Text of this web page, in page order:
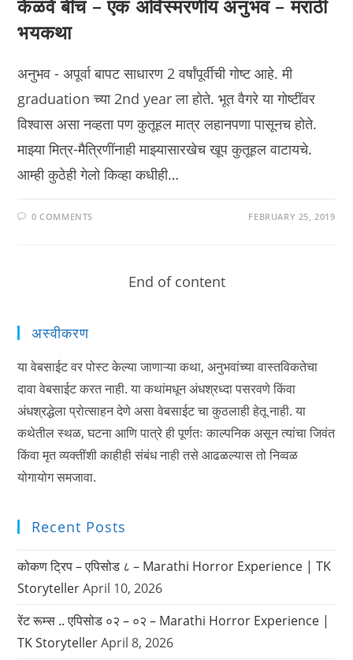
केळवे बीच – एक अविस्मरणीय अनुभव – मराठी
भयकथा
अनुभव - अपूर्वा बापट साधारण 2 वर्षांपूर्वीची गोष्ट आहे. मी
graduation च्या 2nd year ला होते. भूत वैगरे या गोष्टींवर
विश्वास असा नव्हता पण कुतूहल मात्र लहानपणा पासूनच होते.
माझ्या मित्र-मैत्रिणींनाही माझ्यासारखेच खूप कुतूहल वाटायचे.
आम्ही कुठेही गेलो किव्हा कधीही…
0 COMMENTS FEBRUARY 25, 2019
End of content
अस्वीकरण
या वेबसाईट वर पोस्ट केल्या जाणाऱ्या कथा, अनुभवांच्या वास्तविकतेचा
दावा वेबसाईट करत नाही. या कथांमधून अंधश्रध्दा पसरवणे किंवा
अंधश्रद्धेला प्रोत्साहन देणे असा वेबसाईट चा कुठलाही हेतू नाही. या
कथेतील स्थळ, घटना आणि पात्रे ही पूर्णतः काल्पनिक असून त्यांचा जिवंत
किंवा मृत व्यक्तींशी काहीही संबंध नाही तसे आढळल्यास तो निव्वळ
योगायोग समजावा.
Recent Posts
कोकण ट्रिप – एपिसोड ८ – Marathi Horror Experience | TK
Storyteller April 10, 2026
रेंट रूम्स .. एपिसोड ०२ – ०२ – Marathi Horror Experience |
TK Storyteller April 8, 2026